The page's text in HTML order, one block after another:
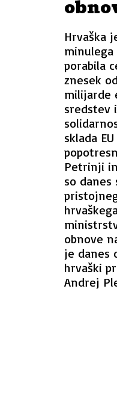
Hrvaška
minulega
porabila
znesek
milijarde
sredstev
sklada
Petrinji
so danes
obnove
je danes
hrvaški
Andrej